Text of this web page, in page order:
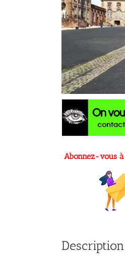
Abonnez-vous